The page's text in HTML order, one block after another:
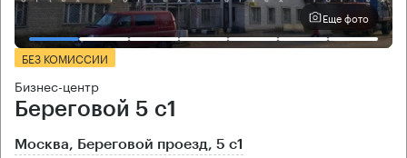
Еще фото
БЕЗ КОМИССИИ
Бизнес-центр
Береговой 5 с1
Москва, Береговой проезд, 5 с1